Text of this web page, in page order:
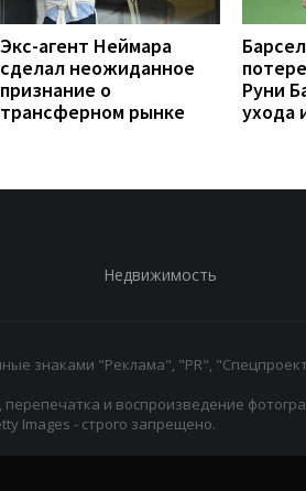
Экс-агент Неймара
сделал неожиданное
признание о
трансферном рынке
Руни
ухода
Недвижимость
знаками "Реклама", "PR",
и воспроизведение
Images - строго запрещено.